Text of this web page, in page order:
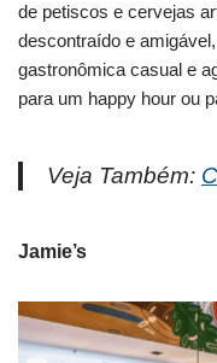
de petiscos e cervejas
descontraído e
gastronômica casual e
para um happy hour ou
Veja Também:
Jamie’s